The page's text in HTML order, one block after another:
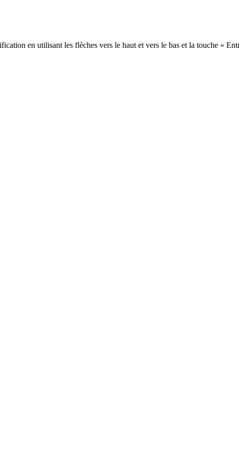
en utilisant les flèches vers le haut et vers le bas et la touche «